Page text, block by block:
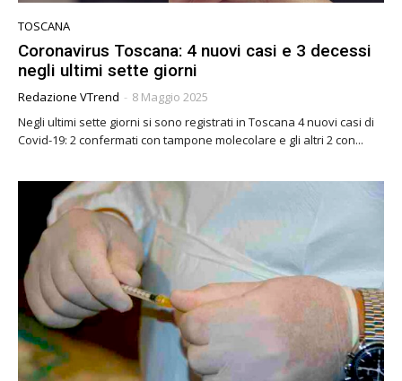
TOSCANA
Coronavirus Toscana: 4 nuovi casi e 3 decessi
negli ultimi sette giorni
Redazione VTrend - 8 Maggio 2025
Negli ultimi sette giorni si sono registrati in Toscana 4 nuovi casi di
Covid-19: 2 confermati con tampone molecolare e gli altri 2 con...